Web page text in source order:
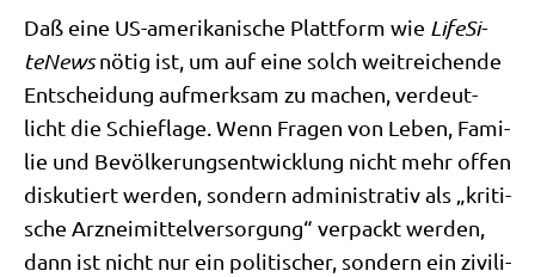
Daß eine US-ame­ri­ka­ni­sche Platt­form wie Life­Si­
teNewsnötig ist, um auf eine solch weit­rei­chen­de
Ent­schei­dung auf­merk­sam zu machen, ver­deut­
licht die Schief­la­ge. Wenn Fra­gen von Leben, Fami­
lie und Bevöl­ke­rungs­ent­wick­lung nicht mehr offen
dis­ku­tiert wer­den, son­dern admi­ni­stra­tiv als „kri­ti­
sche Arz­nei­mit­tel­ver­sor­gung“ ver­packt wer­den,
dann ist nicht nur ein poli­ti­scher, son­dern ein zivi­li­